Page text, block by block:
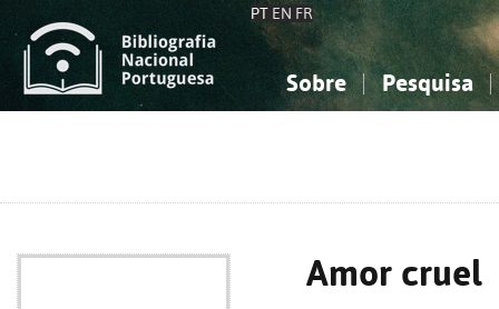
PT EN FR
Sobre Pesquisa
Amor cruel